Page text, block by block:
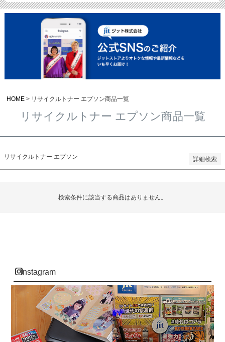
HOME リサイクルトナー エプソン商品一覧
リサイクルトナー エプソン商品一覧
リサイクルトナー エプソン 詳細検索
予約商品のみを表示
新着順
登録順
価格が安い順
優先度順
キーワードヒット順
検索
検索条件に該当する商品はありません。
instagram